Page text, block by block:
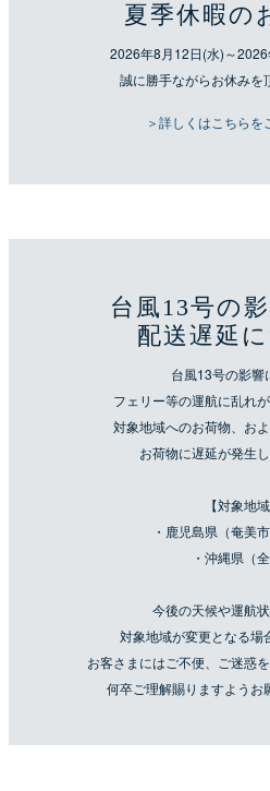
夏季休暇の
2026年8月12日(水)～2026
誠に勝手ながらお休みを
＞詳しくはこちらを
台風13号の
配送遅延
台風13号の影響
フェリー等の運航に乱れ
対象地域へのお荷物、お
お荷物に遅延が発生し
【対象地域
・鹿児島県（奄美
・沖縄県（全
今後の天候や運航状
対象地域が変更となる場
お客さまにはご不便、ご迷惑
何卒ご理解賜りますようお